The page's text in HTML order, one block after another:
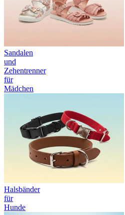
Sandalen
und
Zehentrenner
für
Mädchen
Halsbänder
für
Hunde